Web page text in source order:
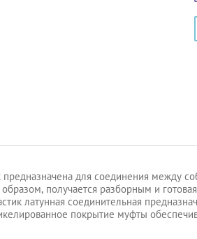
для соединения между
получается разборным и
латунная соединительная
покрытие муфты